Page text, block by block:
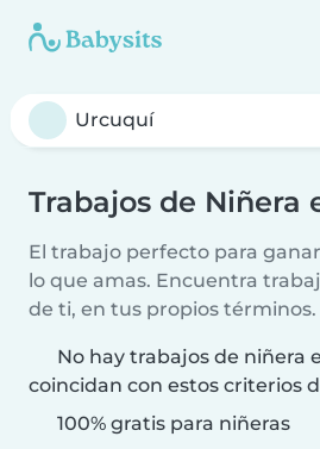
Trabajos de Niñera
El trabajo perfecto para
lo que amas. Encuentra
de ti, en tus propios términos.
No hay trabajos de niñera
coincidan con estos criterios
100% gratis para niñeras